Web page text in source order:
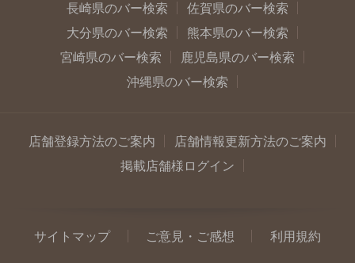
長崎県のバー検索
佐賀県のバー検索
大分県のバー検索
熊本県のバー検索
宮崎県のバー検索
鹿児島県のバー検索
沖縄県のバー検索
店舗登録方法のご案内
店舗情報更新方法のご案内
掲載店舗様ログイン
サイトマップ ご意見・ご感想 利用規約